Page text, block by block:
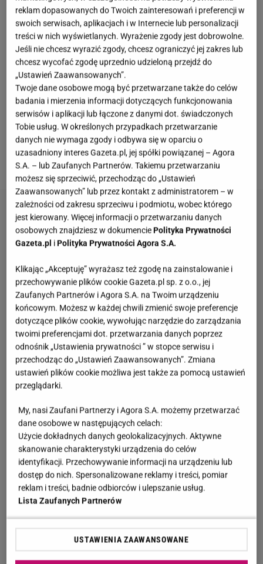
zakładów patomorfologiidziecięcej. Hejt wobec
WOŚP i jej założyciela jednak nie ustaje. Materiały
o fundacji i "Światełku do nieba" nie były
pokazywane w Telewizji Polskiej za czasów
panowania PiS. TerazTelewizja Republika
może, by podjudzać do nienawiści wobec WOŚP i jej
założyciela. Wiele gwiazd stanęło murem za
Owsiakiem. Do tego grona zalicza się takżeMaciej
Orłoś, który zamieścił mocny wpis w mediach
społecznościowych.
reklam dopasowanych do Twoich zainteresowań i preferencji w
swoich serwisach, aplikacjach i w Internecie lub personalizacji
treści w nich wyświetlanych. Wyrażenie zgody jest dobrowolne.
Jeśli nie chcesz wyrazić zgody, chcesz ograniczyć jej zakres lub
chcesz wycofać zgodę uprzednio udzieloną przejdź do
„Ustawień Zaawansowanych”.
Twoje dane osobowe mogą być przetwarzane także do celów
badania i mierzenia informacji dotyczących funkcjonowania
serwisów i aplikacji lub łączone z danymi dot. świadczonych
Tobie usług. W określonych przypadkach przetwarzanie
danych nie wymaga zgody i odbywa się w oparciu o
uzasadniony interes Gazeta.pl, jej spółki powiązanej – Agora
S.A. – lub Zaufanych Partnerów. Takiemu przetwarzaniu
możesz się sprzeciwić, przechodząc do „Ustawień
Zaawansowanych” lub przez kontakt z administratorem – w
zależności od zakresu sprzeciwu i podmiotu, wobec którego
jest kierowany. Więcej informacji o przetwarzaniu danych
osobowych znajdziesz w dokumenciePolityka Prywatności
Gazeta.pl iPolityka Prywatności Agora S.A.
Klikając „Akceptuję” wyrażasz też zgodę na zainstalowanie i
przechowywanie plików cookie Gazeta.pl sp. z o.o., jej
Zaufanych Partnerów i Agora S.A. na Twoim urządzeniu
końcowym. Możesz w każdej chwili zmienić swoje preferencje
dotyczące plików cookie, wywołując narzędzie do zarządzania
twoimi preferencjami dot. przetwarzania danych poprzez
odnośnik „Ustawienia prywatności ” w stopce serwisu i
przechodząc do „Ustawień Zaawansowanych”. Zmiana
ustawień plików cookie możliwa jest także za pomocą ustawień
przeglądarki.
My, nasi Zaufani Partnerzy i Agora S.A. możemy przetwarzać
dane osobowe w następujących celach:
Użycie dokładnych danych geolokalizacyjnych. Aktywne
skanowanie charakterystyki urządzenia do celów
identyfikacji. Przechowywanie informacji na urządzeniu lub
dostęp do nich. Spersonalizowane reklamy i treści, pomiar
reklam i treści, badnie odbiorców i ulepszanie usług.
Lista Zaufanych Partnerów
USTAWIENIA ZAAWANSOWANE